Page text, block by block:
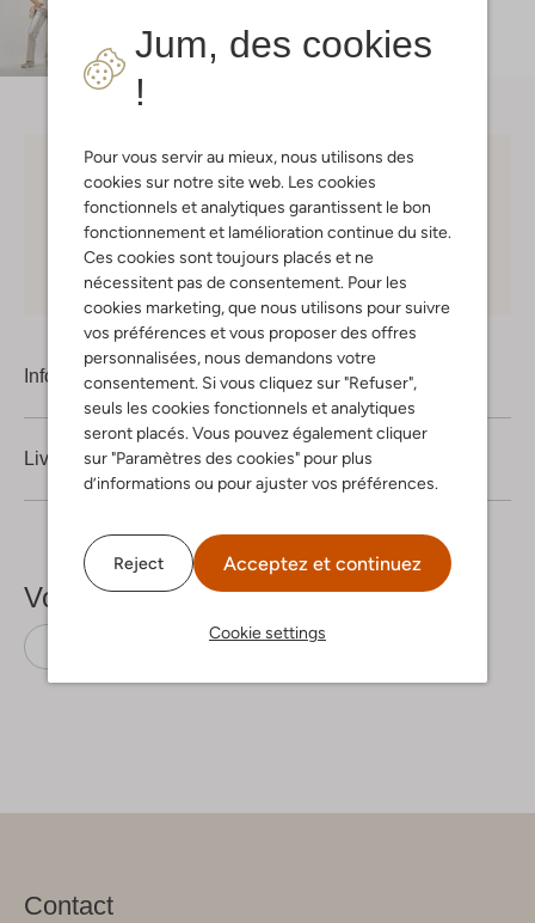
Jum, des cookies
!
Pour vous servir au mieux, nous utilisons des
cookies sur notre site web. Les cookies
fonctionnels et analytiques garantissent le bon
fonctionnement et lamélioration continue du site.
Ces cookies sont toujours placés et ne
nécessitent pas de consentement. Pour les
cookies marketing, que nous utilisons pour suivre
vos préférences et vous proposer des offres
personnalisées, nous demandons votre
consentement. Si vous cliquez sur "Refuser",
seuls les cookies fonctionnels et analytiques
seront placés. Vous pouvez également cliquer
sur "Paramètres des cookies" pour plus
d’informations ou pour ajuster vos préférences.
Reject Acceptez et continuez
Cookie settings
L'ajustement est
très large
Choisissez vous-même votre moment de livraison
30 joursde retours
Shopping en ligne en toute sécurité
Information produit
Livraison & retours
Voir plus
Alix The Label
Contact